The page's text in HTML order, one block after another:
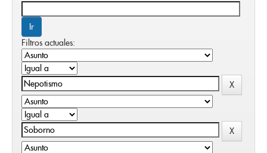
Filtros actuales: